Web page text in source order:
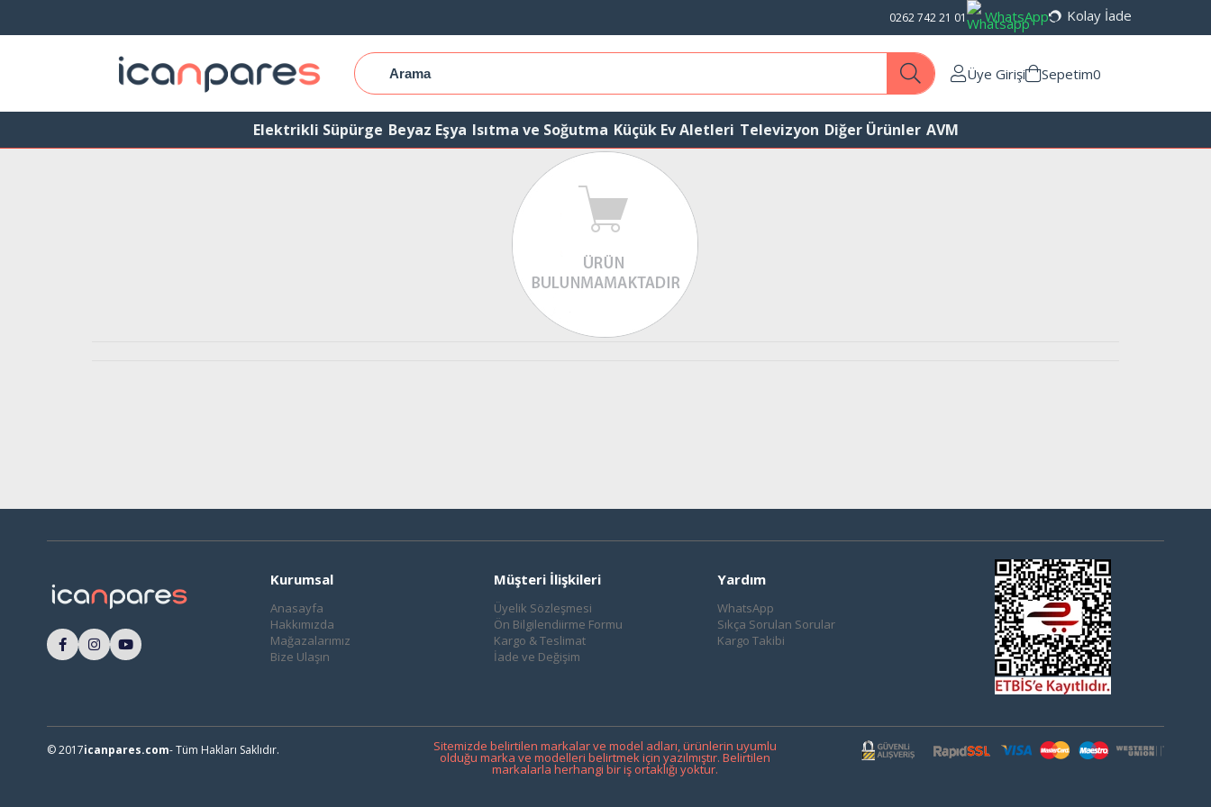
0262 742 21 01 WhatsApp Kolay İade
Üye Girişi Sepetim0
Elektrikli Süpürge Beyaz Eşya Isıtma ve Soğutma Küçük Ev Aletleri Televizyon Diğer Ürünler AVM
Kurumsal
Anasayfa
Hakkımızda
Mağazalarımız
Bize Ulaşın
Müşteri İlişkileri
Üyelik Sözleşmesi
Ön Bilgilendiirme Formu
Kargo & Teslimat
İade ve Değişim
Yardım
WhatsApp
Sıkça Sorulan Sorular
Kargo Takibi
© 2017icanpares.com- Tüm Hakları Saklıdır. Sitemizde belirtilen markalar ve model adları, ürünlerin uyumlu
olduğu marka ve modelleri belirtmek için yazılmıştır. Belirtilen
markalarla herhangi bir iş ortaklığı yoktur.